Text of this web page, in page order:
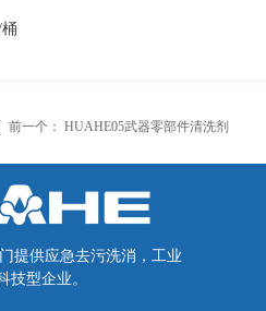
前一个： HUAHE05武器零部件清洗剂
提供应急去污洗消，工业
技型企业。